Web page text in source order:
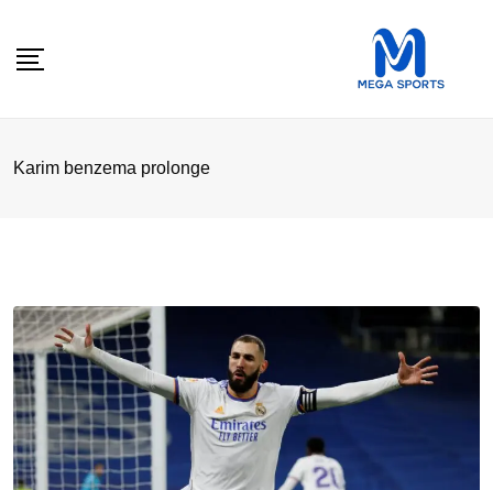
Karim benzema prolonge